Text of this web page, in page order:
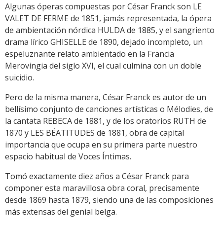
Algunas óperas compuestas por César Franck son LE
VALET DE FERME de 1851, jamás representada, la ópera
de ambientación nórdica HULDA de 1885, y el sangriento
drama lírico GHISELLE de 1890, dejado incompleto, un
espeluznante relato ambientado en la Francia
Merovingia del siglo XVI, el cual culmina con un doble
suicidio.
Pero de la misma manera, César Franck es autor de un
bellísimo conjunto de canciones artísticas o Mélodies, de
la cantata REBECA de 1881, y de los oratorios RUTH de
1870 y LES BÉATITUDES de 1881, obra de capital
importancia que ocupa en su primera parte nuestro
espacio habitual de Voces Íntimas.
Tomó exactamente diez años a César Franck para
componer esta maravillosa obra coral, precisamente
desde 1869 hasta 1879, siendo una de las composiciones
más extensas del genial belga.